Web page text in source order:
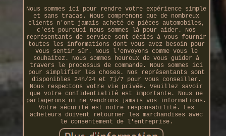
Nous sommes ici pour rendre votre expérience simple
et sans tracas. Nous comprenons que de nombreux
clients n'ont jamais acheté de pièces automobiles,
c'est pourquoi nous sommes là pour aider. Nos
représentants de service sont dédiés à vous fournir
toutes les informations dont vous avez besoin pour
vous sentir sûr. Nous l'envoyons comme vous le
souhaitez. Nous sommes heureux de vous guider à
travers le processus de commande. Nous sommes ici
pour simplifier les choses. Nos représentants sont
disponibles 24h/24 et 7j/7 pour vous conseiller.
Nous respectons votre vie privée. Veuillez savoir
que votre confidentialité est importante. Nous ne
partagerons ni ne vendrons jamais vos informations.
Votre sécurité est notre responsabilité. Les
acheteurs doivent retourner les marchandises avec
le consentement de l'entreprise.